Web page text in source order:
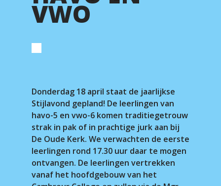
VWO
Donderdag 18 april staat de jaarlijkse
Stijlavond gepland! De leerlingen van
havo-5 en vwo-6 komen traditiegetrouw
strak in pak of in prachtige jurk aan bij
De Oude Kerk. We verwachten de eerste
leerlingen rond 17.30 uur daar te mogen
ontvangen. De leerlingen vertrekken
vanaf het hoofdgebouw van het